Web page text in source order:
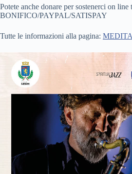
Potete anche donare per sostenerci on line
BONIFICO/PAYPAL/SATISPAY
Tutte le informazioni alla pagina: